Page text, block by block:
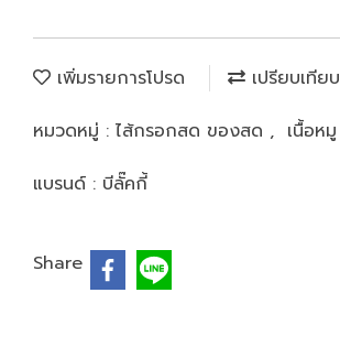
เพิ่มรายการโปรด
เปรียบเทียบ
หมวดหมู่ : ไส้กรอกสด ของสด , เนื้อหมู
แบรนด์ : บีลั๊คกี้
Share